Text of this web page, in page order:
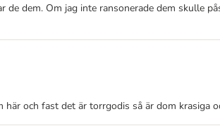
dem. Om jag inte ransonerade dem skulle
och fast det är torrgodis så är dom krasiga